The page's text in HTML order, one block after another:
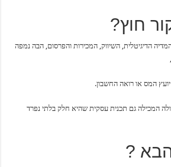
חוץ?
המדיה הדיגיטלית, השיווק, המכירות והפרסום, הבה נמפה
המס או רואה החשבון.
המכילה גם תכנית עסקית שהיא חלק בלתי נפרד
?